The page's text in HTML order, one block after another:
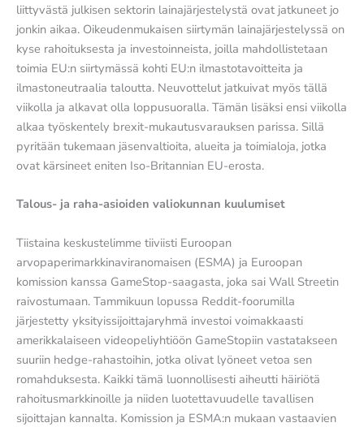
liittyvästä julkisen sektorin lainajärjestelystä ovat jatkuneet jo
jonkin aikaa. Oikeudenmukaisen siirtymän lainajärjestelyssä on
kyse rahoituksesta ja investoinneista, joilla mahdollistetaan
toimia EU:n siirtymässä kohti EU:n ilmastotavoitteita ja
ilmastoneutraalia taloutta. Neuvottelut jatkuivat myös tällä
viikolla ja alkavat olla loppusuoralla. Tämän lisäksi ensi viikolla
alkaa työskentely brexit-mukautusvarauksen parissa. Sillä
pyritään tukemaan jäsenvaltioita, alueita ja toimialoja, jotka
ovat kärsineet eniten Iso-Britannian EU-erosta.
Talous- ja raha-asioiden valiokunnan kuulumiset
Tiistaina keskustelimme tiiviisti Euroopan
arvopaperimarkkinaviranomaisen (ESMA) ja Euroopan
komission kanssa GameStop-saagasta, joka sai Wall Streetin
raivostumaan. Tammikuun lopussa Reddit-foorumilla
järjestetty yksityissijoittajaryhmä investoi voimakkaasti
amerikkalaiseen videopeliyhtiöön GameStopiin vastatakseen
suuriin hedge-rahastoihin, jotka olivat lyöneet vetoa sen
romahduksesta. Kaikki tämä luonnollisesti aiheutti häiriötä
rahoitusmarkkinoille ja niiden luotettavuudelle tavallisen
sijoittajan kannalta. Komission ja ESMA:n mukaan vastaavien